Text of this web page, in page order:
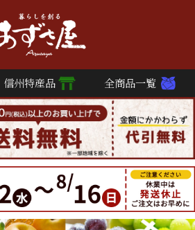
信州特産品 全商品一覧